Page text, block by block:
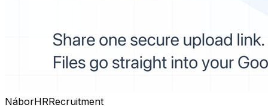
NáborHRRecruitment